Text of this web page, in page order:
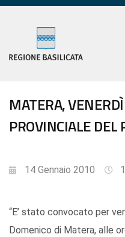
MATERA,
PROVINCIALE DEL
14 Gennaio 2010
“E’ stato convocato per
Domenico di Matera, alle